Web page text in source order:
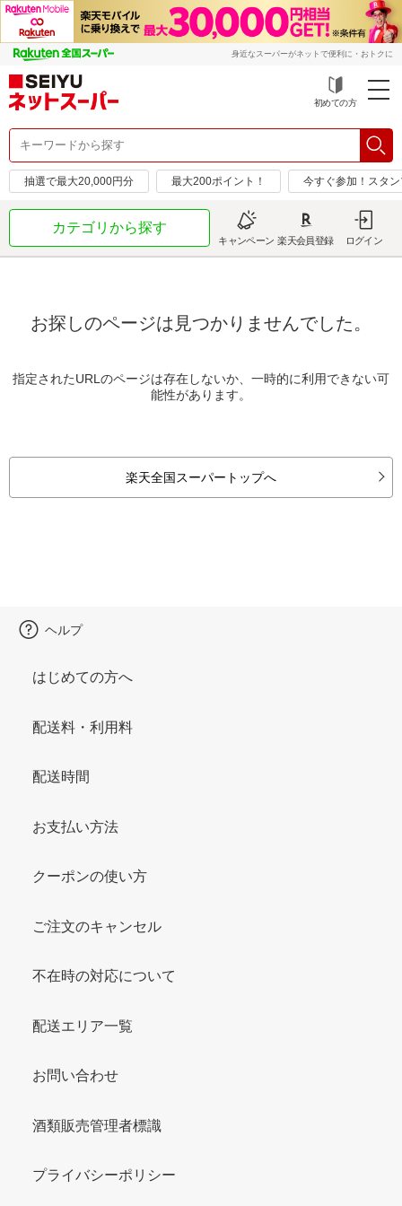
身近なスーパーがネットで便利に・おトクに
初めての方
抽選で最大20,000円分 最大200ポイント！ 今すぐ参加！スタ
カテゴリから探す
キャンペーン 楽天会員登録 ログイン
お探しのページは見つかりませんでした。
指定されたURLのページは存在しないか、一時的に利用できない可
能性があります。
楽天全国スーパートップへ
ヘルプ
はじめての方へ
配送料・利用料
配送時間
お支払い方法
クーポンの使い方
ご注文のキャンセル
不在時の対応について
配送エリア一覧
お問い合わせ
酒類販売管理者標識
プライバシーポリシー